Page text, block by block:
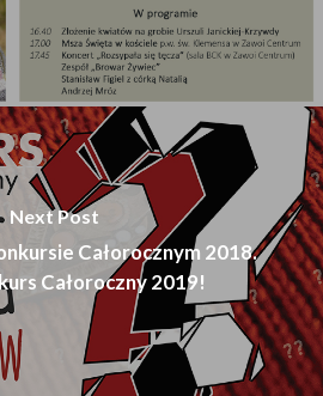
Next Post
Całorocznym 2018.
Całoroczny 2019!